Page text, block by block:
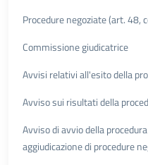
Procedure negoziate (art. 48,
Commissione giudicatrice
Avvisi relativi all'esito della
Avviso sui risultati della
Avviso di avvio della
aggiudicazione di procedure